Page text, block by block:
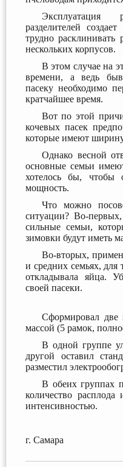
разделителей
трудно
нескольких корпусов.
В этом случае на
времени, а ведь
пасеку необходимо
кратчайшее время.
Вот по этой
кочевых пасек
которые имеют
Однако весной
основные семьи
хотелось бы, чтобы
мощность.
Что можно
ситуации? Во-
сильные семьи,
зимовки будут иметь
Во-вторых,
и средних семьях, для
откладывала яйца.
своей пасеки.
Сформировал две
массой (5 рамок,
В одной группе
другой оставил
разместил
В обеих группах
количество расплода
интенсивностью.
г. Самара